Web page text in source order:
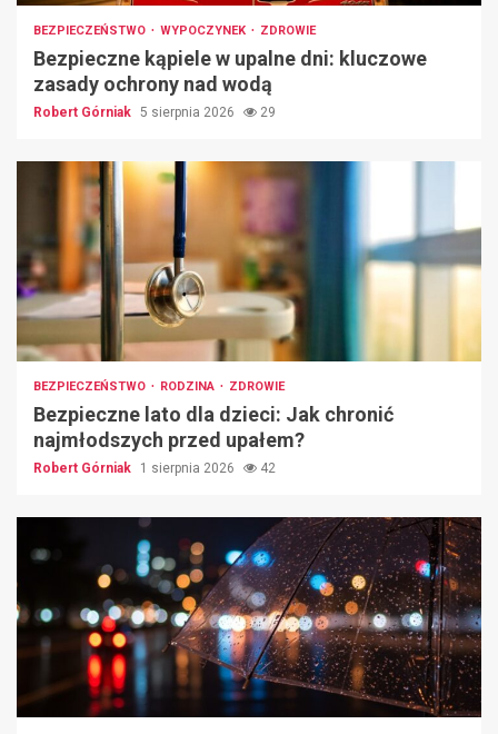
BEZPIECZEŃSTWO WYPOCZYNEK ZDROWIE
Bezpieczne kąpiele w upalne dni: kluczowe
zasady ochrony nad wodą
Robert Górniak 5 sierpnia 2026 29
BEZPIECZEŃSTWO RODZINA ZDROWIE
Bezpieczne lato dla dzieci: Jak chronić
najmłodszych przed upałem?
Robert Górniak 1 sierpnia 2026 42